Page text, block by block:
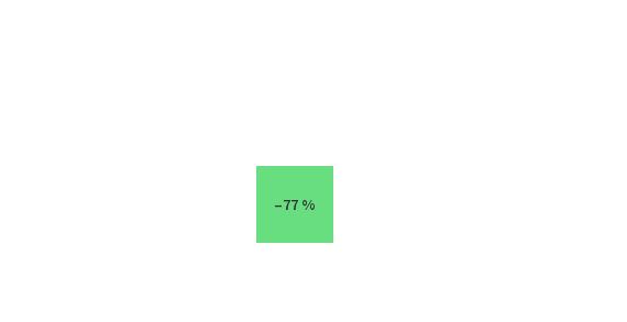
–77 %